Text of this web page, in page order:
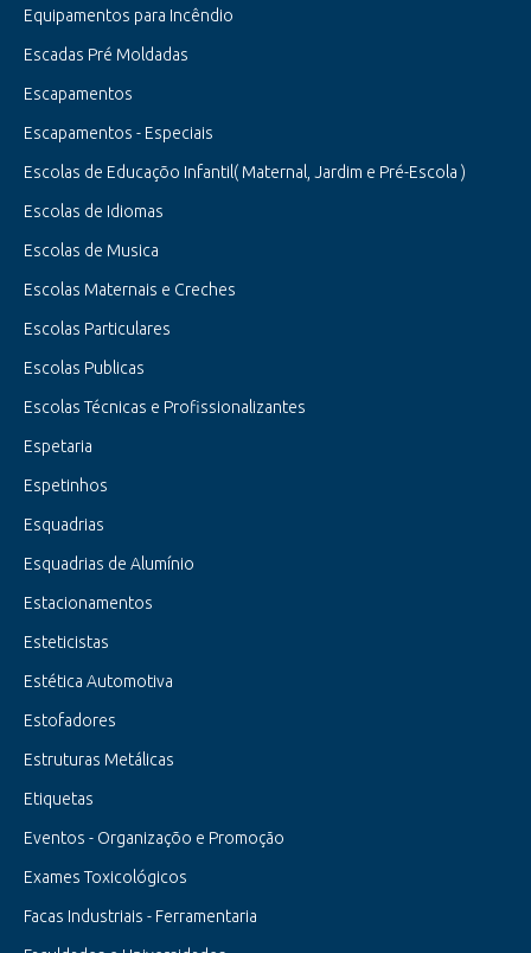
Equipamentos para Incêndio
Escadas Pré Moldadas
Escapamentos
Escapamentos - Especiais
Escolas de Educaçõo Infantil( Maternal, Jardim e Pré-Escola )
Escolas de Idiomas
Escolas de Musica
Escolas Maternais e Creches
Escolas Particulares
Escolas Publicas
Escolas Técnicas e Profissionalizantes
Espetaria
Espetinhos
Esquadrias
Esquadrias de Alumínio
Estacionamentos
Esteticistas
Estética Automotiva
Estofadores
Estruturas Metálicas
Etiquetas
Eventos - Organizaçõo e Promoção
Exames Toxicológicos
Facas Industriais - Ferramentaria